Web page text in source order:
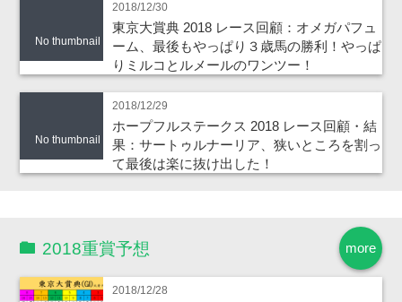
No thumbnail
2018/12/30
東京大賞典 2018 レース回顧：オメガパフュ
ーム、最後もやっぱり３歳馬の勝利！やっぱ
りミルコとルメールのワンツー！
No thumbnail
2018/12/29
ホープフルステークス 2018 レース回顧・結
果：サートゥルナーリア、狭いところを割っ
て最後は楽に抜け出した！
more
2018重賞予想
2018/12/28